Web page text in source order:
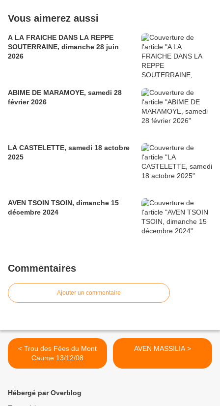
Vous aimerez aussi
A LA FRAICHE DANS LA REPPE
SOUTERRAINE, dimanche 28 juin
2026
ABIME DE MARAMOYE, samedi 28
février 2026
LA CASTELETTE, samedi 18 actobre
2025
AVEN TSOIN TSOIN, dimanche 15
décembre 2024
Commentaires
Ajouter un commentaire
< Trou des Fées du Mont
Caume 13/12/08
AVEN MASSILIA >
Hébergé par Overblog